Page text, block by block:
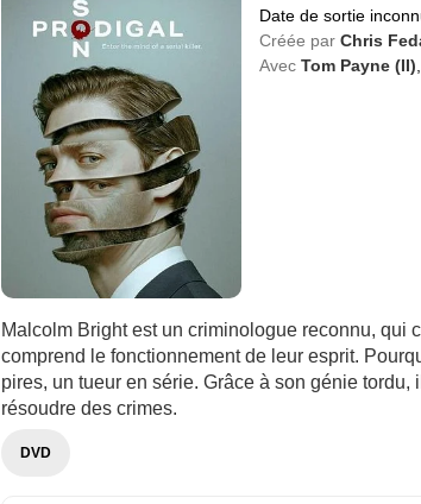
Date de sortie
Créée par Chris
Avec Tom Payne (II)
Malcolm Bright est un criminologue reconnu, qui
comprend le fonctionnement de leur esprit.
pires, un tueur en série. Grâce à son génie
résoudre des crimes.
DVD